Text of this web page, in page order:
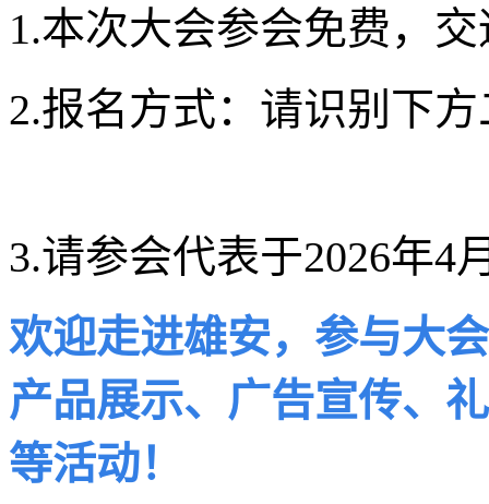
1.本次大会参会免费，
2.报名方式：请识别下
3.请参会代表于2026年4
欢迎走进雄安，参与大
产品展示、广告宣传、
等活动！